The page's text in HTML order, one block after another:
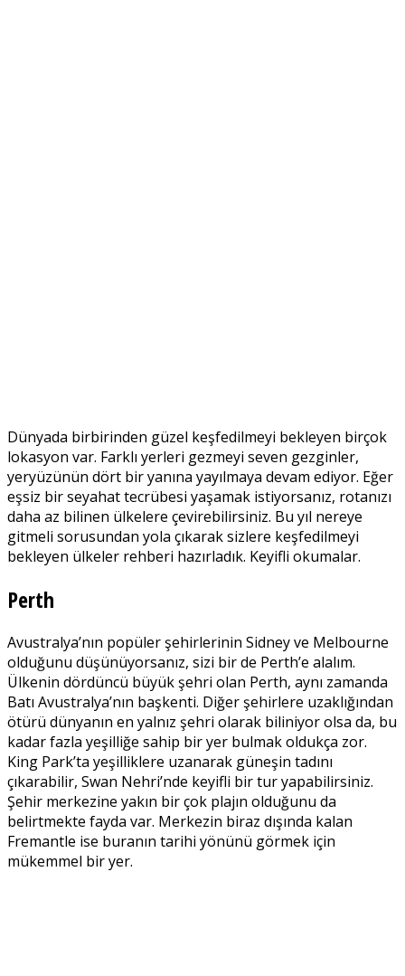
Dünyada birbirinden güzel keşfedilmeyi bekleyen birçok
lokasyon var. Farklı yerleri gezmeyi seven gezginler,
yeryüzünün dört bir yanına yayılmaya devam ediyor. Eğer
eşsiz bir seyahat tecrübesi yaşamak istiyorsanız, rotanızı
daha az bilinen ülkelere çevirebilirsiniz. Bu yıl nereye
gitmeli sorusundan yola çıkarak sizlere keşfedilmeyi
bekleyen ülkeler rehberi hazırladık. Keyifli okumalar.
Perth
Avustralya’nın popüler şehirlerinin Sidney ve Melbourne
olduğunu düşünüyorsanız, sizi bir de Perth’e alalım.
Ülkenin dördüncü büyük şehri olan Perth, aynı zamanda
Batı Avustralya’nın başkenti. Diğer şehirlere uzaklığından
ötürü dünyanın en yalnız şehri olarak biliniyor olsa da, bu
kadar fazla yeşilliğe sahip bir yer bulmak oldukça zor.
King Park’ta yeşilliklere uzanarak güneşin tadını
çıkarabilir, Swan Nehri’nde keyifli bir tur yapabilirsiniz.
Şehir merkezine yakın bir çok plajın olduğunu da
belirtmekte fayda var. Merkezin biraz dışında kalan
Fremantle ise buranın tarihi yönünü görmek için
mükemmel bir yer.